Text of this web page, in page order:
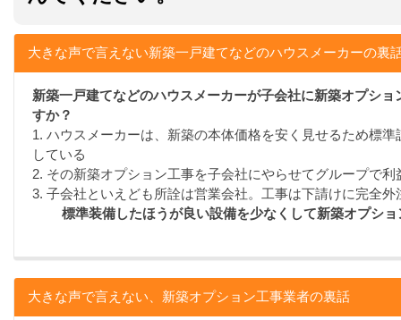
大きな声で言えない新築一戸建てなどのハウスメーカーの裏
新築一戸建てなどのハウスメーカーが子会社に新築オプシ
すか？
1. ハウスメーカーは、新築の本体価格を安く見せるため標
している
2. その新築オプション工事を子会社にやらせてグループで利
3. 子会社といえども所詮は営業会社。工事は下請けに完全外
標準装備したほうが良い設備を少なくして新築オプシ
大きな声で言えない、新築オプション工事業者の裏話